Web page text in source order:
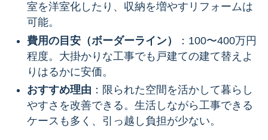
室を洋室化したり、収納を増やすリフォームは
可能。
費用の目安（ボーダーライン）
：100〜400万円
程度。大掛かりな工事でも戸建ての建て替えよ
りはるかに安価。
おすすめ理由 ：限られた空間を活かして暮らし
やすさを改善できる。生活しながら工事できる
ケースも多く、引っ越し負担が少ない。